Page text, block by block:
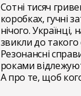
Сотні тисяч
коробках, гучні
нічого.
звикли до такого
Резонансні
роками
А про те, щоб